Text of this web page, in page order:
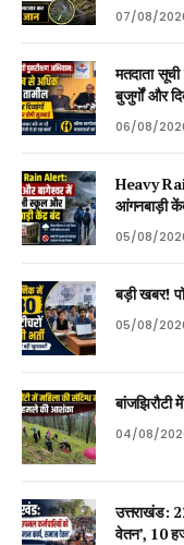
07/08/
मतदाता
बुजुर्गों और
06/08/
Heavy
आंगनबाड़ी
05/08/
बड़ी खबर!
05/08/
04/08/
उत्तराखंड:
वेतन’, 10